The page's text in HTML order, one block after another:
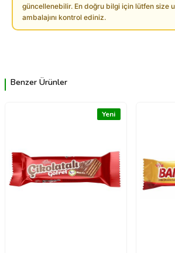
güncellenebilir. En doğru bilgi için lütfen size
ambalajını kontrol ediniz.
Benzer Ürünler
Yeni